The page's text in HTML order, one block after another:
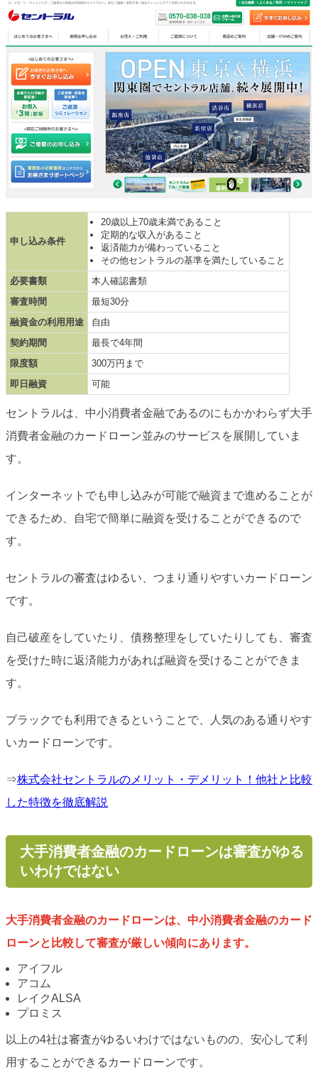
申し込み条件
20歳以上70歳未満であること
定期的な収入があること
返済能力が備わっていること
その他セントラルの基準を満たしていること
必要書類
本人確認書類
審査時間
最短30分
融資金の利用用途
自由
契約期間
最長で4年間
限度額
300万円まで
即日融資
可能
セントラルは、中小消費者金融であるのにもかかわらず大手
消費者金融のカードローン並みのサービスを展開していま
す。
インターネットでも申し込みが可能で融資まで進めることが
できるため、自宅で簡単に融資を受けることができるので
す。
セントラルの審査はゆるい、つまり通りやすいカードローン
です。
自己破産をしていたり、債務整理をしていたりしても、審査
を受けた時に返済能力があれば融資を受けることができま
す。
ブラックでも利用できるということで、人気のある通りやす
いカードローンです。
⇒株式会社セントラルのメリット・デメリット！他社と比較
した特徴を徹底解説
大手消費者金融のカードローンは審査がゆる
いわけではない
大手消費者金融のカードローンは、中小消費者金融のカード
ローンと比較して審査が厳しい傾向にあります。
アイフル
アコム
レイクALSA
プロミス
以上の4社は審査がゆるいわけではないものの、安心して利
用することができるカードローンです。